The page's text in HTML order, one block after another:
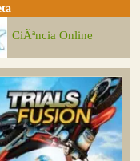
CiÃªncia Online